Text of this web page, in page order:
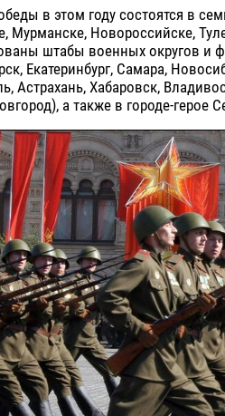
в этом году состоятся в
Мурманске, Новороссийске,
штабы военных округов и
Екатеринбург, Самара,
Астрахань, Хабаровск,
а также в городе-герое